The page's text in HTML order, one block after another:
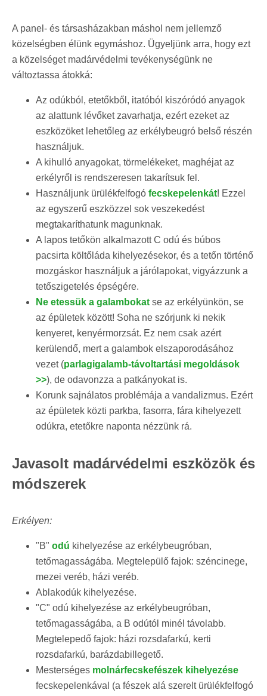
A panel- és társasházakban máshol nem jellemző
közelségben élünk egymáshoz. Ügyeljünk arra, hogy ezt
a közelséget madárvédelmi tevékenységünk ne
változtassa átokká:
Az odúkból, etetőkből, itatóból kiszóródó anyagok
az alattunk lévőket zavarhatja, ezért ezeket az
eszközöket lehetőleg az erkélybeugró belső részén
használjuk.
A kihulló anyagokat, törmelékeket, maghéjat az
erkélyről is rendszeresen takarítsuk fel.
Használjunk ürülékfelfogó fecskepelenkát! Ezzel
az egyszerű eszközzel sok veszekedést
megtakaríthatunk magunknak.
A lapos tetőkön alkalmazott C odú és búbos
pacsirta költőláda kihelyezésekor, és a tetőn történő
mozgáskor használjuk a járólapokat, vigyázzunk a
tetőszigetelés épségére.
Ne etessük a galambokat se az erkélyünkön, se
az épületek között! Soha ne szórjunk ki nekik
kenyeret, kenyérmorzsát. Ez nem csak azért
kerülendő, mert a galambok elszaporodásához
vezet (parlagigalamb-távoltartási megoldások
>>), de odavonzza a patkányokat is.
Korunk sajnálatos problémája a vandalizmus. Ezért
az épületek közti parkba, fasorra, fára kihelyezett
odúkra, etetőkre naponta nézzünk rá.
Javasolt madárvédelmi eszközök és
módszerek
Erkélyen:
"B" odú kihelyezése az erkélybeugróban,
tetőmagasságába. Megtelepülő fajok: széncinege,
mezei veréb, házi veréb.
Ablakodúk kihelyezése.
"C" odú kihelyezése az erkélybeugróban,
tetőmagasságába, a B odútól minél távolabb.
Megtelepedő fajok: házi rozsdafarkú, kerti
rozsdafarkú, barázdabillegető.
Mesterséges molnárfecskefészek kihelyezése
fecskepelenkával (a fészek alá szerelt ürülékfelfogó